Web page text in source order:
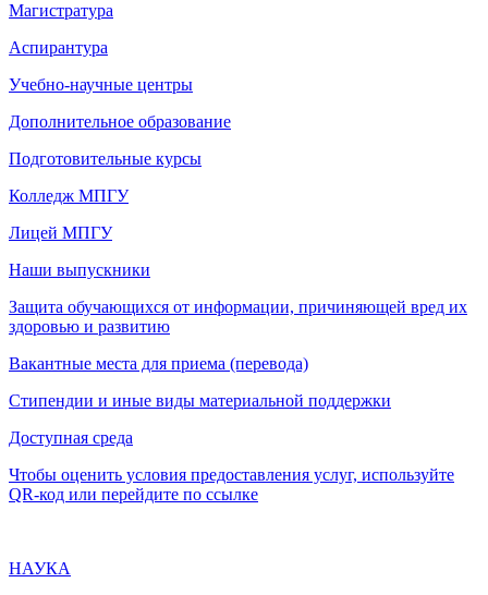
Магистратура
Аспирантура
Учебно-научные центры
Дополнительное образование
Подготовительные курсы
Колледж МПГУ
Лицей МПГУ
Наши выпускники
Защита обучающихся от информации, причиняющей вред их
здоровью и развитию
Вакантные места для приема (перевода)
Стипендии и иные виды материальной поддержки
Доступная среда
Чтобы оценить условия предоставления услуг, используйте
QR-код или перейдите по ссылке
НАУКА